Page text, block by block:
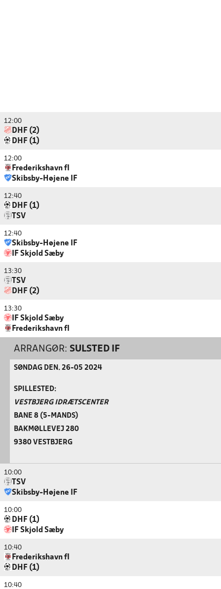
12:00
DHF (2)
DHF (1)
12:00
Frederikshavn fI
Skibsby-Højene IF
12:40
DHF (1)
TSV
12:40
Skibsby-Højene IF
IF Skjold Sæby
13:30
TSV
DHF (2)
13:30
IF Skjold Sæby
Frederikshavn fI
ARRANGØR: SULSTED IF
SØNDAG DEN. 26-05 2024
SPILLESTED:
VESTBJERG IDRÆTSCENTER
BANE 8 (5-MANDS)
BAKMØLLEVEJ 280
9380 VESTBJERG
10:00
TSV
Skibsby-Højene IF
10:00
DHF (1)
IF Skjold Sæby
10:40
Frederikshavn fI
DHF (1)
10:40